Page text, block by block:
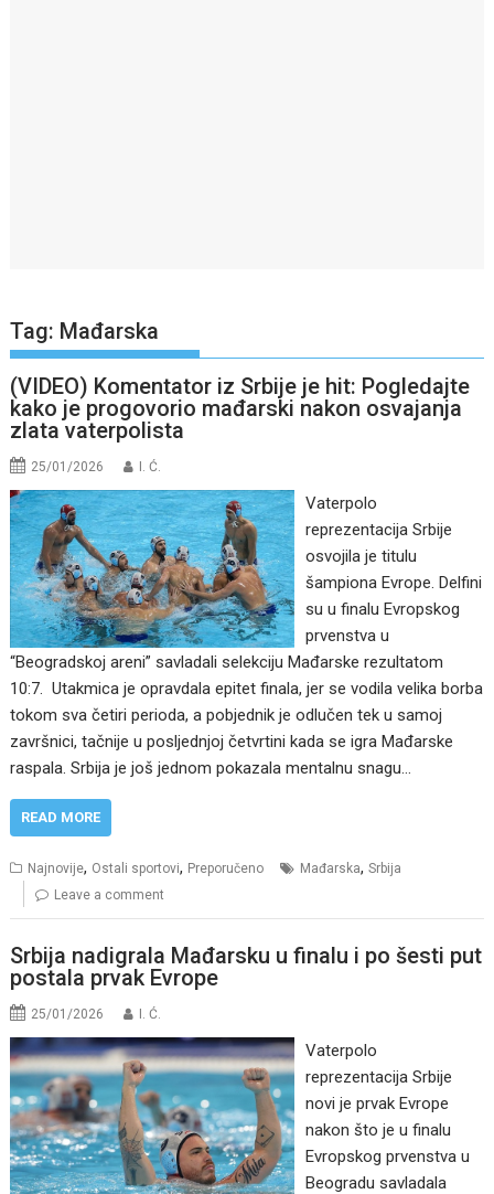
Tag: Mađarska
(VIDEO) Komentator iz Srbije je hit: Pogledajte
kako je progovorio mađarski nakon osvajanja
zlata vaterpolista
25/01/2026 I. Ć.
Vaterpolo
reprezentacija Srbije
osvojila je titulu
šampiona Evrope. Delfini
su u finalu Evropskog
prvenstva u
“Beogradskoj areni” savladali selekciju Mađarske rezultatom
10:7. Utakmica je opravdala epitet finala, jer se vodila velika borba
tokom sva četiri perioda, a pobjednik je odlučen tek u samoj
završnici, tačnije u posljednjoj četvrtini kada se igra Mađarske
raspala. Srbija je još jednom pokazala mentalnu snagu…
READ MORE
Najnovije, Ostali sportovi, Preporučeno Mađarska,Srbija
Leave a comment
Srbija nadigrala Mađarsku u finalu i po šesti put
postala prvak Evrope
25/01/2026 I. Ć.
Vaterpolo
reprezentacija Srbije
novi je prvak Evrope
nakon što je u finalu
Evropskog prvenstva u
Beogradu savladala